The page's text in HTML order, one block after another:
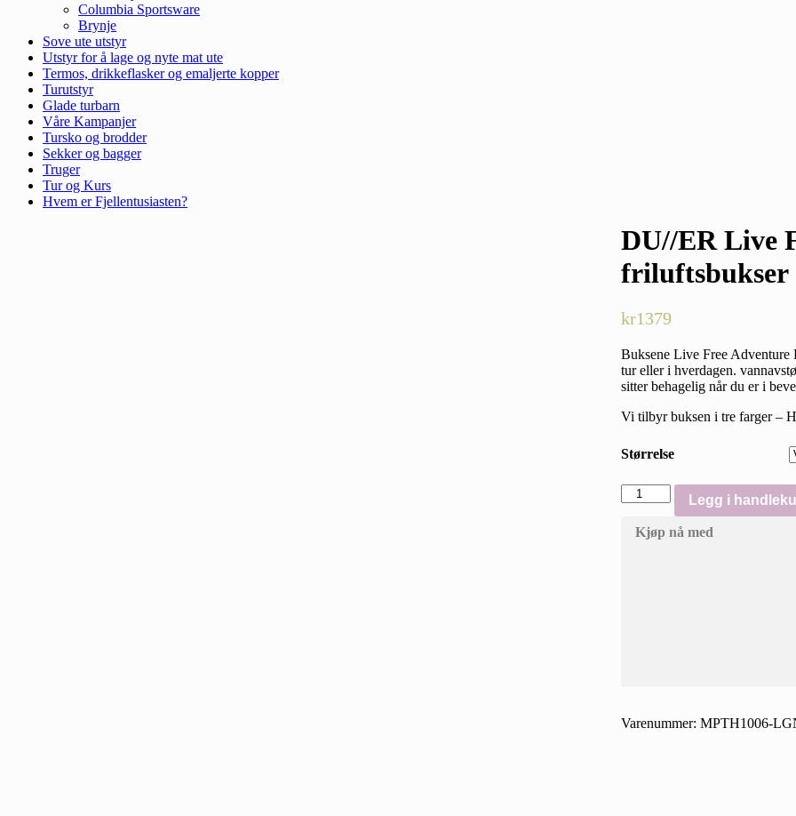
Columbia Sportsware
Brynje
Sove ute utstyr
Utstyr for å lage og nyte mat ute
Termos, drikkeflasker og emaljerte kopper
Turutstyr
Glade turbarn
Våre Kampanjer
Tursko og brodder
Sekker og bagger
Truger
Tur og Kurs
Hvem er Fjellentusiasten?
DU//ER Live
friluftsbukser
kr1379
Buksene Live Free Adventure
tur eller i hverdagen.
sitter behagelig når du er i
Vi tilbyr buksen i tre farger –
Størrelse
DU//ER
Live
Free
Adventure
Legg i
Kjøp nå med
Varenummer: MPTH1006-